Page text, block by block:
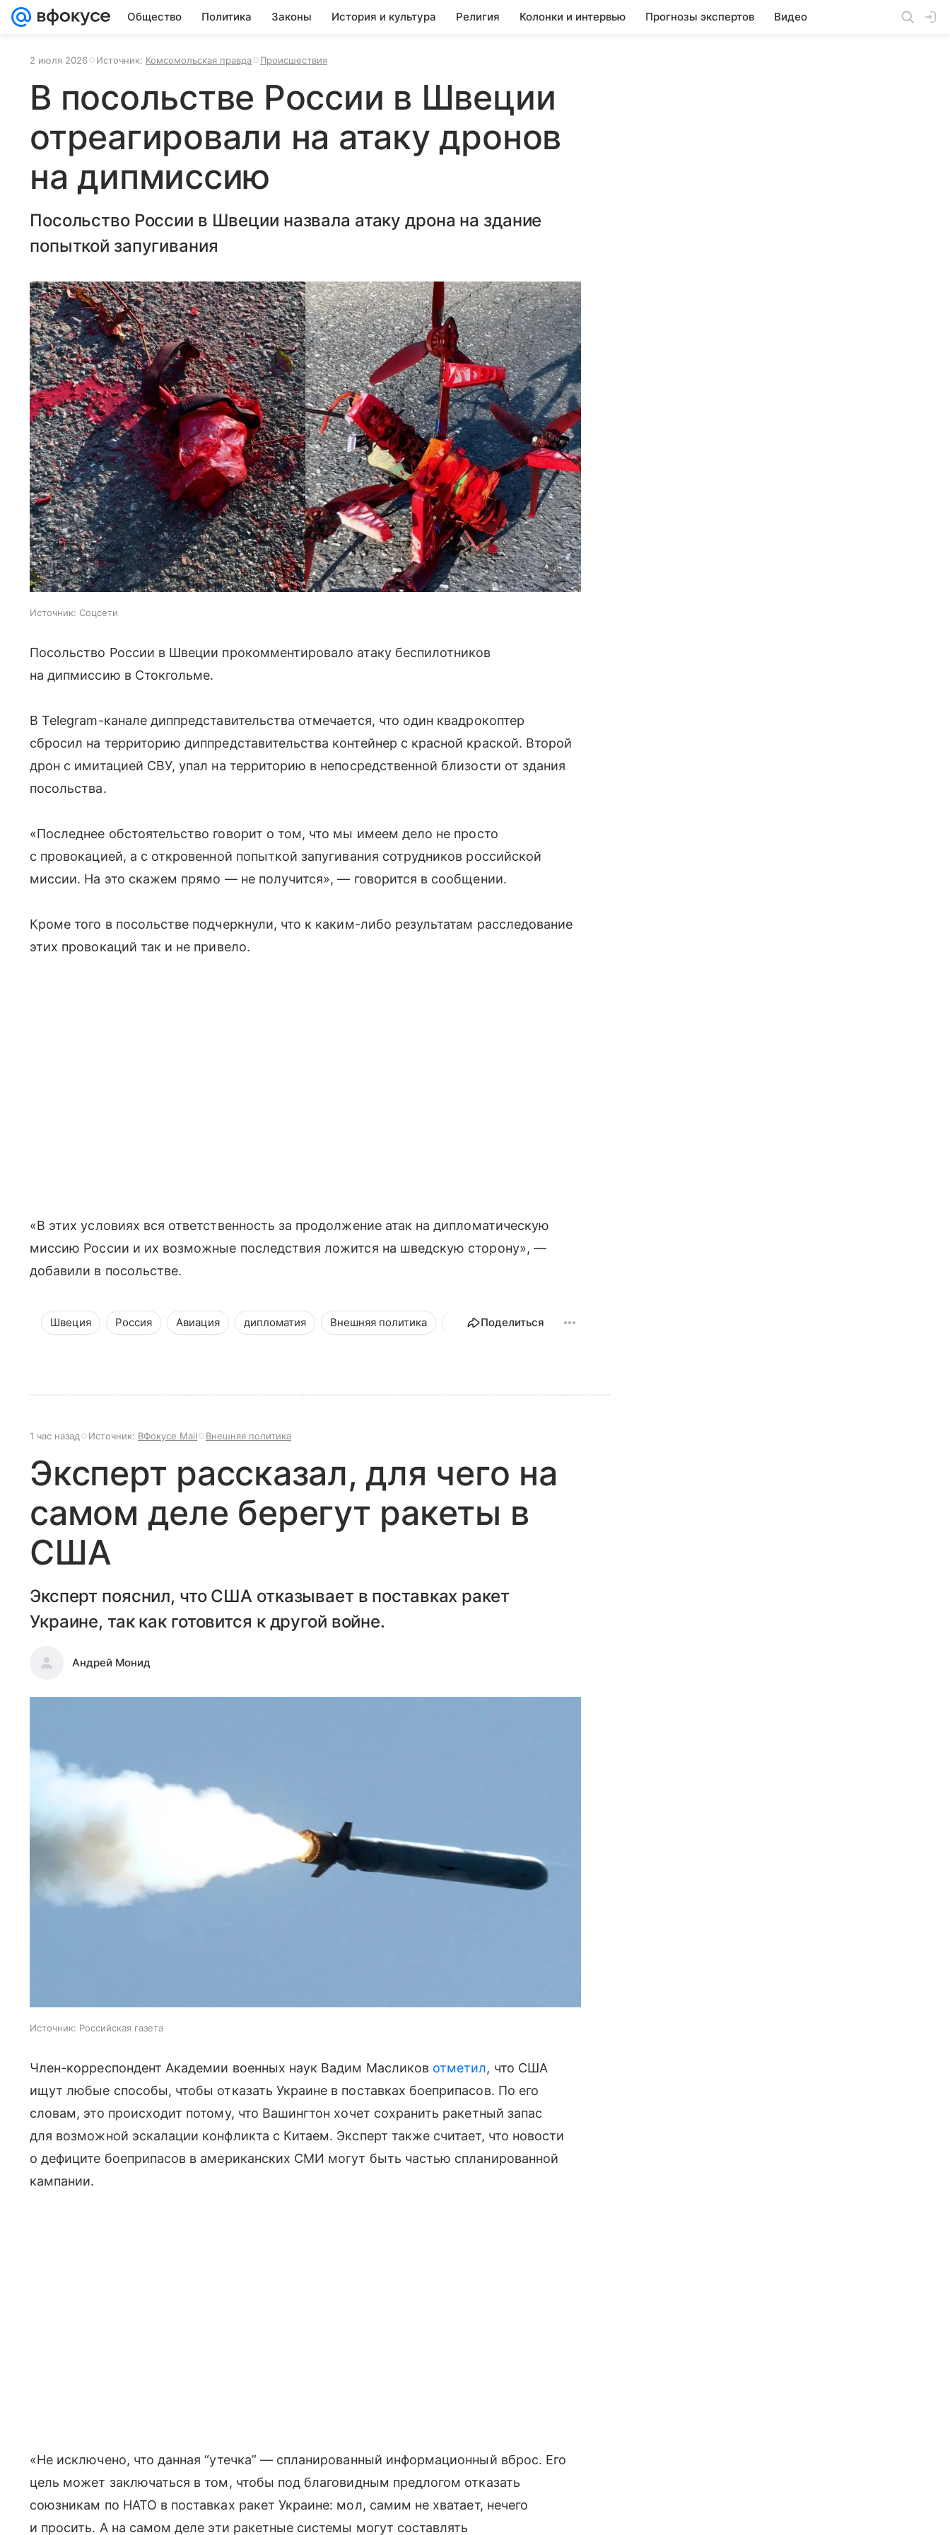
Общество Политика Законы История и культура Религия Колонки и интервью Прогнозы экспертов Видео
2 июля 2026 Источник: Комсомольская правда Происшествия
В посольстве России в Швеции
отреагировали на атаку дронов
на дипмиссию
Посольство России в Швеции назвала атаку дрона на здание
попыткой запугивания
Источник: Соцсети
Посольство России в Швеции прокомментировало атаку беспилотников
на дипмиссию в Стокгольме.
В Telegram-канале диппредставительства отмечается, что один квадрокоптер
сбросил на территорию диппредставительства контейнер с красной краской. Второй
дрон с имитацией СВУ, упал на территорию в непосредственной близости от здания
посольства.
«Последнее обстоятельство говорит о том, что мы имеем дело не просто
с провокацией, а с откровенной попыткой запугивания сотрудников российской
миссии. На это скажем прямо — не получится», — говорится в сообщении.
Кроме того в посольстве подчеркнули, что к каким-либо результатам расследование
этих провокаций так и не привело.
«В этих условиях вся ответственность за продолжение атак на дипломатическую
миссию России и их возможные последствия ложится на шведскую сторону», —
добавили в посольстве.
Швеция Россия Авиация дипломатия Внешняя политика НовостиПоделиться
1 час назад Источник: ВФокусе Mail Внешняя политика
Эксперт рассказал, для чего на
самом деле берегут ракеты в
США
Эксперт пояснил, что США отказывает в поставках ракет
Украине, так как готовится к другой войне.
Андрей Монид
Источник: Российская газета
Член-корреспондент Академии военных наук Вадим Масликов отметил, что США
ищут любые способы, чтобы отказать Украине в поставках боеприпасов. По его
словам, это происходит потому, что Вашингтон хочет сохранить ракетный запас
для возможной эскалации конфликта с Китаем. Эксперт также считает, что новости
о дефиците боеприпасов в американских СМИ могут быть частью спланированной
кампании.
«Не исключено, что данная “утечка” — спланированный информационный вброс. Его
цель может заключаться в том, чтобы под благовидным предлогом отказать
союзникам по НАТО в поставках ракет Украине: мол, самим не хватает, нечего
и просить. А на самом деле эти ракетные системы могут составлять